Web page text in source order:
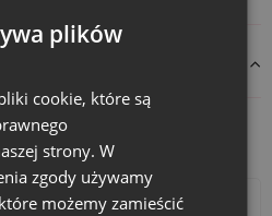
czyni je ekologicznym
zero waste, idealnym na
produktu z przepisami:
produkty:
plików
cookie, które są
strony. W
zgody używamy
możemy zamieścić